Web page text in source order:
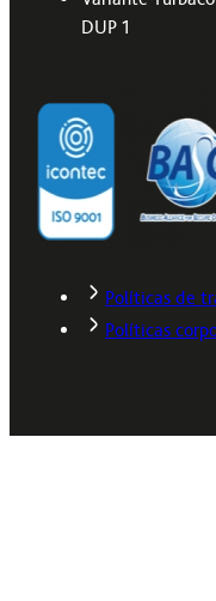
DUP 1
Políticas de
Políticas